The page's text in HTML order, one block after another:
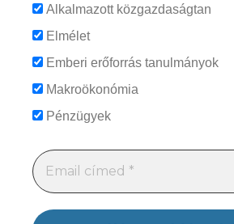
Alkalmazott közgazdaságtan
Elmélet
Emberi erőforrás tanulmányok
Makroökonómia
Pénzügyek